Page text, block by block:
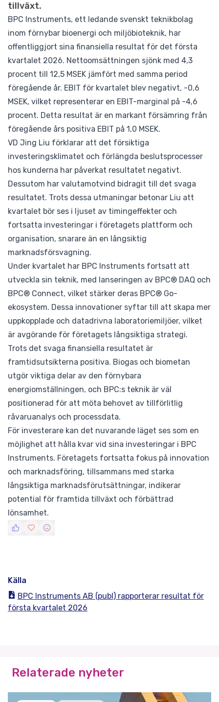
tillväxt.
BPC Instruments, ett ledande svenskt teknikbolag
inom förnybar bioenergi och miljöbioteknik, har
offentliggjort sina finansiella resultat för det första
kvartalet 2026. Nettoomsättningen sjönk med 4,3
procent till 12,5 MSEK jämfört med samma period
föregående år. EBIT för kvartalet blev negativt, -0,6
MSEK, vilket representerar en EBIT-marginal på -4,6
procent. Detta resultat är en markant försämring från
föregående års positiva EBIT på 1,0 MSEK.
VD Jing Liu förklarar att det försiktiga
investeringsklimatet och förlängda beslutsprocesser
hos kunderna har påverkat resultatet negativt.
Dessutom har valutamotvind bidragit till det svaga
resultatet. Trots dessa utmaningar betonar Liu att
kvartalet bör ses i ljuset av timingeffekter och
fortsatta investeringar i företagets plattform och
organisation, snarare än en långsiktig
marknadsförsvagning.
Under kvartalet har BPC Instruments fortsatt att
utveckla sin teknik, med lanseringen av BPC® DAQ och
BPC® Connect, vilket stärker deras BPC® Go-
ekosystem. Dessa innovationer syftar till att skapa mer
uppkopplade och datadrivna laboratoriemiljöer, vilket
är avgörande för företagets långsiktiga strategi.
Trots det svaga finansiella resultatet är
framtidsutsikterna positiva. Biogas och biometan
utgör viktiga delar av den förnybara
energiomställningen, och BPC:s teknik är väl
positionerad för att möta behovet av tillförlitlig
råvaruanalys och processdata.
För investerare kan det nuvarande läget ses som en
möjlighet att hålla kvar vid sina investeringar i BPC
Instruments. Företagets fortsatta fokus på innovation
och marknadsföring, tillsammans med starka
långsiktiga marknadsförutsättningar, indikerar
potential för framtida tillväxt och förbättrad
lönsamhet.
Källa
BPC Instruments AB (publ) rapporterar resultat för
första kvartalet 2026
Relaterade nyheter